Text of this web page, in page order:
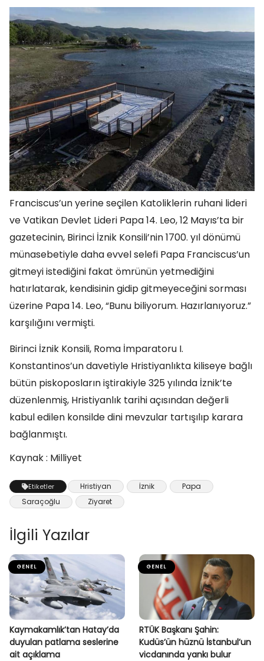
Franciscus’un yerine seçilen Katoliklerin ruhani lideri
ve Vatikan Devlet Lideri Papa 14. Leo, 12 Mayıs’ta bir
gazetecinin, Birinci İznik Konsili’nin 1700. yıl dönümü
münasebetiyle daha evvel selefi Papa Franciscus’un
gitmeyi istediğini fakat ömrünün yetmediğini
hatırlatarak, kendisinin gidip gitmeyeceğini sorması
üzerine Papa 14. Leo, “Bunu biliyorum. Hazırlanıyoruz.”
karşılığını vermişti.
Birinci İznik Konsili, Roma İmparatoru I.
Konstantinos’un davetiyle Hristiyanlıkta kiliseye bağlı
bütün piskoposların iştirakiyle 325 yılında İznik’te
düzenlenmiş, Hristiyanlık tarihi açısından değerli
kabul edilen konsilde dini mevzular tartışılıp karara
bağlanmıştı.
Kaynak : Milliyet
Etiketler Hristiyan İznik
Papa
Saraçoğlu
Ziyaret
İlgili Yazılar
GENEL
Kaymakamlık’tan Hatay’da
duyulan patlama seslerine
ait açıklama
GENEL
RTÜK Başkanı Şahin:
Kudüs’ün hüznü İstanbul’un
vicdanında yankı bulur